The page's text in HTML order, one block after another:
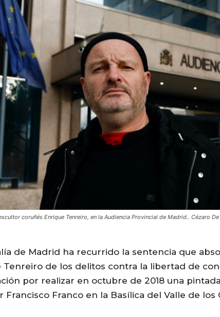
coruñés Enrique Tenreiro, en la Audiencia Provincial de Madrid.. Cézaro
de Madrid ha recurrido la sentencia que
Tenreiro de los delitos contra la libertad de
por realizar en octubre de 2018 una
Francisco Franco en la Basílica del Valle de los